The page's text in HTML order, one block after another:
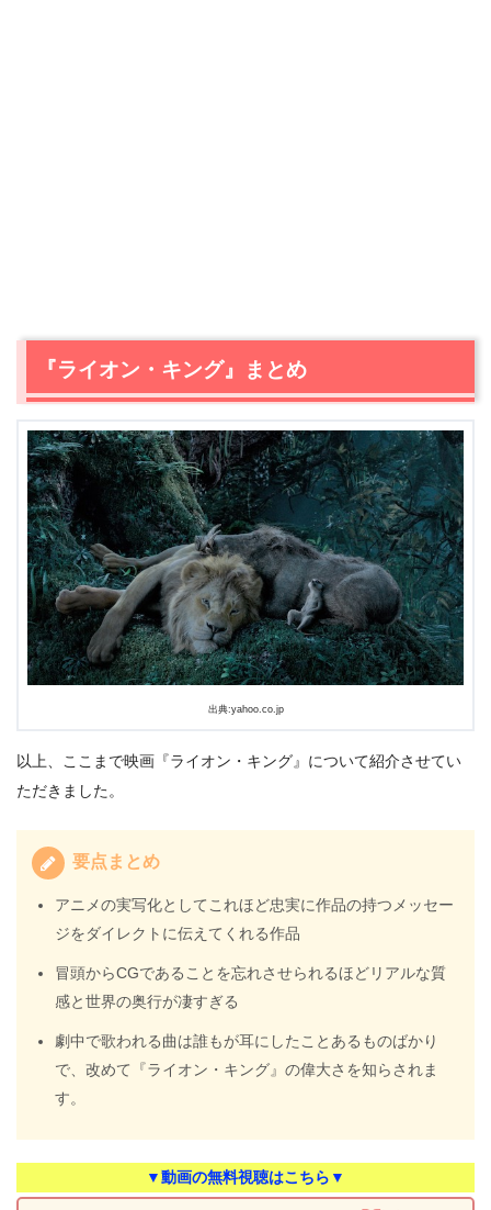
『ライオン・キング』まとめ
出典:yahoo.co.jp
以上、ここまで映画『ライオン・キング』について紹介させてい
ただきました。
要点まとめ
アニメの実写化としてこれほど忠実に作品の持つメッセー
ジをダイレクトに伝えてくれる作品
冒頭からCGであることを忘れさせられるほどリアルな質
感と世界の奥行が凄すぎる
劇中で歌われる曲は誰もが耳にしたことあるものばかり
で、改めて『ライオン・キング』の偉大さを知らされま
す。
▼動画の無料視聴はこちら▼